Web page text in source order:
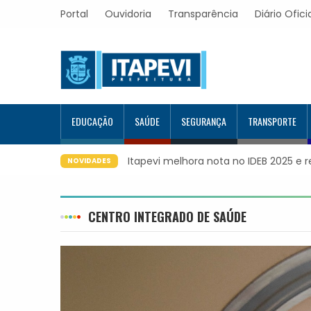
Portal Ouvidoria Transparência Diário
EDUCAÇÃO SAÚDE SEGURANÇA TRANSPORTE
NOVIDADES
educacional da regiãoItapevi forma mais 120
CENTRO INTEGRADO DE SAÚDE